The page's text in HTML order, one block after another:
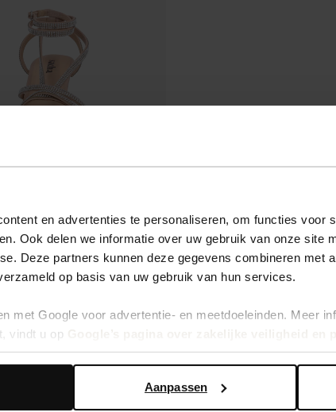
en advertenties te personaliseren, om functies voor
Ook delen we informatie over uw gebruik van onze site
Deze partners kunnen deze gegevens combineren met
op basis van uw gebruik van hun services.
met Google voor advertentie- en meetdoeleinden. Meer
vindt u op
Aanpassen